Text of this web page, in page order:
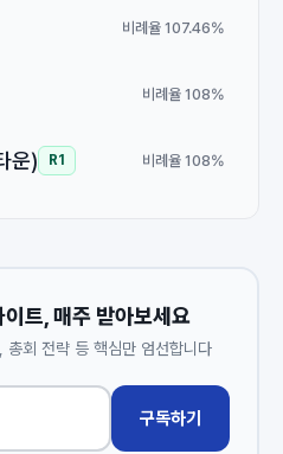
비례율 107.46%
비례율 108%
운) R1 비례율 108%
트, 매주 받아보세요
총회 전략 등 핵심만 엄선합니다
구독하기